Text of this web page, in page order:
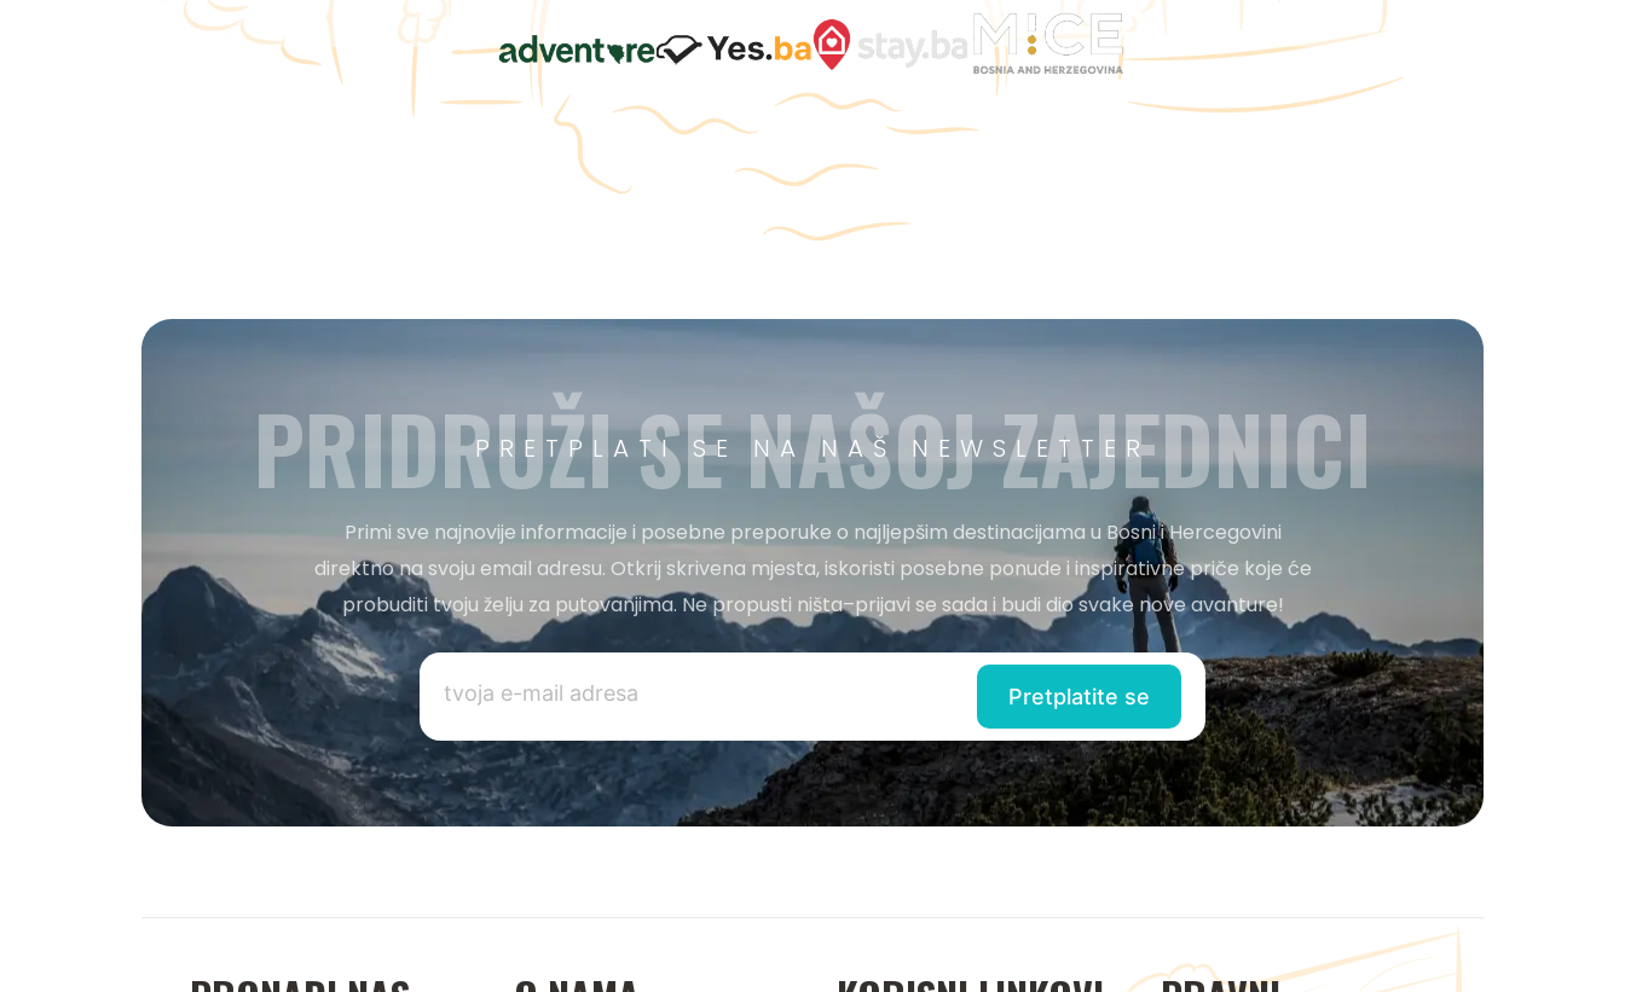
PRETPLATI SE NA NAŠ NEWSLETTER
PRIDRUŽI SE NAŠOJ ZAJEDNICI
Primi sve najnovije informacije i posebne preporuke o najljepšim destinacijama u Bosni i Hercegovini
direktno na svoju email adresu. Otkrij skrivena mjesta, iskoristi posebne ponude i inspirativne priče koje će
probuditi tvoju želju za putovanjima. Ne propusti ništa–prijavi se sada i budi dio svake nove avanture!